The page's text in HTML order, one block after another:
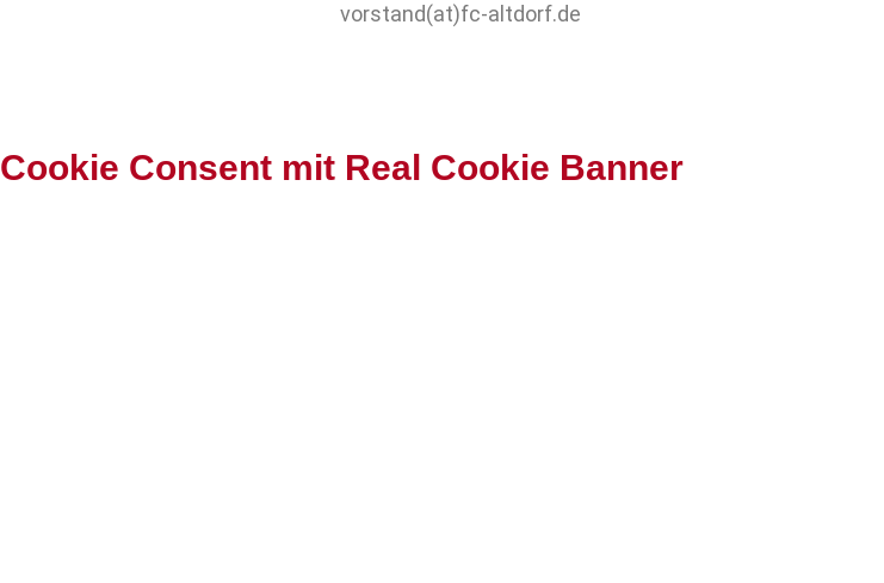
vorstand(at)fc-altdorf.de
Cookie Consent mit Real Cookie Banner